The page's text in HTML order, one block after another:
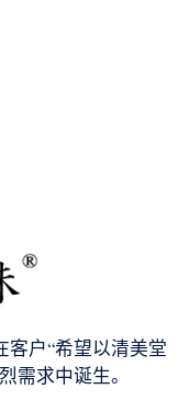
户“希望以清美堂
需求中诞生。